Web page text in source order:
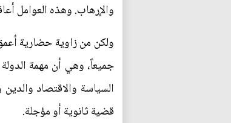
والإرهاب. وهذه العوامل
ولكن من زاوية حضارية
جميعاً، وهي أن مهمة
السياسة والاقتصاد
قضية ثانوية أو مؤجلة.